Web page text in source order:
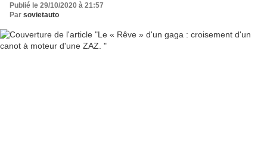
Publié le 29/10/2020 à 21:57
Par sovietauto